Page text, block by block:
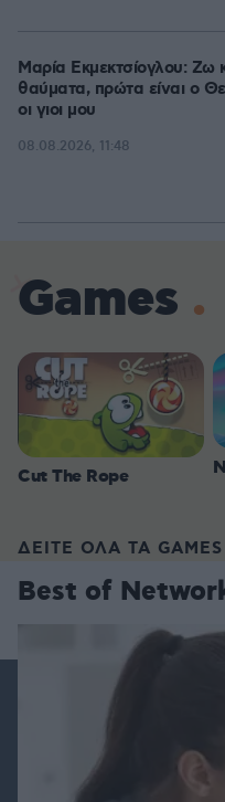
Μαρία Εκμεκτσίογλου: Ζω
θαύματα, πρώτα είναι ο
οι γιοι μου
08.08.2026, 11:48
Games
Cut The Rope
ΔΕΙΤΕ ΟΛΑ ΤΑ GAMES
Best of